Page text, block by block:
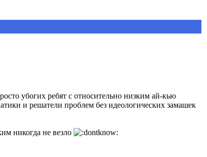
убогих ребят с относительно низким ай-кью
и решатели проблем без идеологических замашек
никогда не везло